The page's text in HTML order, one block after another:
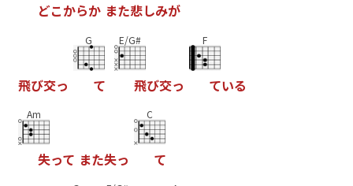
どこからか また悲しみが
飛び交っ
G
て
E/G#
飛び交っ
F
ている
Am
失って また失っ
C
て